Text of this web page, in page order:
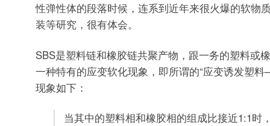
性弹性体的段落时候，连系到近年来很火爆的软物
装等研究，很有体会。
SBS是塑料链和橡胶链共聚产物，跟一务的塑料或
一种特有的应变软化现象，即所谓的“应变诱发塑
现象如下：
当其中的塑料相和橡胶相的组成比接近1:1时